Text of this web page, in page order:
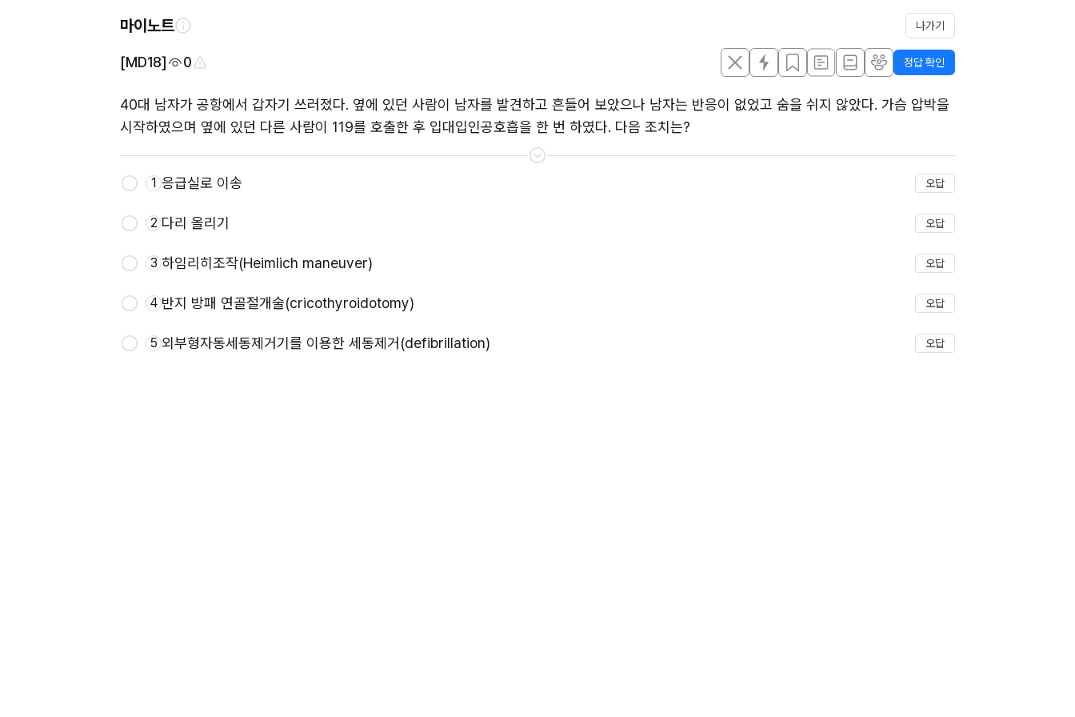
마이노트 나가기
[MD18] 0 정답 확인
40대 남자가 공항에서 갑자기 쓰러졌다. 옆에 있던 사람이 남자를 발견하고 흔들어 보았으나 남자는 반응이 없었고 숨을 쉬지 않았다. 가슴 압박을
시작하였으며 옆에 있던 다른 사람이 119를 호출한 후 입대입인공호흡을 한 번 하였다. 다음 조치는?
저장
1 응급실로 이송 오답
2 다리 올리기 오답
3 하임리히조작(Heimlich maneuver) 오답
4 반지 방패 연골절개술(cricothyroidotomy) 오답
5 외부형자동세동제거기를 이용한 세동제거(defibrillation) 오답